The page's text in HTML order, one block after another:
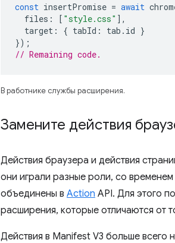
const insertPromise = await
files : [ "style.css" ],
target : { tabId : tab . id }
});
// Remaining code.
В работнике службы расширения.
Замените действия
Действия браузера и действия
они играли разные роли, со
объединены в Action API. Для этого
расширения, которые отличаются от
Действия в Manifest V3 больше всего